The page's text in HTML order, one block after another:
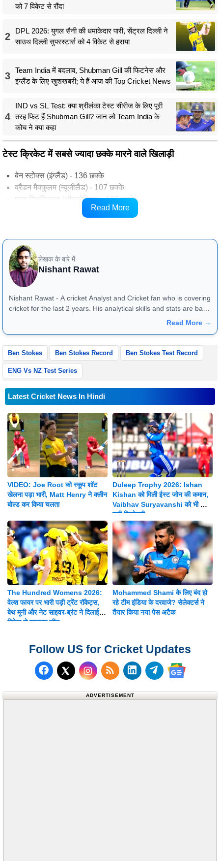
को 7 विकेट से रौंदा
2
DPL 2026: युगल सैनी की धमाकेदार पारी, सेंट्रल दिल्ली ने
साउथ दिल्ली सुपरस्टार्स को 4 विकेट से हराया
3
Team India में बदलाव, Shubman Gill की फिटनेस और
इंग्लैंड के लिए खुशखबरी; ये हैं आज की Top Cricket News
4
IND vs SL Test: क्या श्रीलंका टेस्ट सीरीज के लिए पूरी
तरह फिट हैं Shubman Gill? जान लो Team India के
कोच ने क्या कहा
टेस्ट क्रिकेट में सबसे ज्यादा छक्के मारने वाले खिलाड़ी
बेन स्टोक्स (इंग्लैंड) - 136 छक्के
ब्रैंडन मैक्कुलम (न्यूजीलैंड) - 107 छक्के
एडम गिलक्रिस्ट (ऑस्ट्रेलिया) - 100 छक्के
टिम साउदी (न्यूजीलैंड) - 98 छक्केRead More
लेखक के बारे में
Nishant Rawat
Nishant Rawat - A cricket Analyst and Cricket fan who is covering
cricket for the last 2 years. His analytical skills and stats are bang
on and they reflect very well in match previews and articleRead More →
Ben Stokes Ben Stokes Record Ben Stokes Test Record
ENG Vs NZ Test Series
Latest Cricket News In Hindi
VIDEO: Joe Root को स्कूप शॉट
खेलना पड़ा भारी, Matt Henry ने क्लीन
बोल्ड कर किया चलता
Duleep Trophy 2026: Ishan
Kishan को मिली ईस्ट जोन की कमान,
Vaibhav Suryavanshi को भी मिली
बड़ी जिम्मेदारी
The Hundred Womens 2026:
वेल्श फायर पर भारी पड़ी ट्रेंट रॉकेट्स,
बेथ मूनी और नेट साइवर-ब्रंट ने दिलाई 8
विकेट से शानदार जीत
Mohammed Shami के लिए बंद हो
रहे टीम इंडिया के दरवाजे? सेलेक्टर्स ने
तैयार किया नया पेस अटैक
Follow US for Cricket Updates
Follow us on Facebook
Follow us on X (Twitter)
Subscribe to our RSS
Follow us on
Follow us on
Follow us
ADVERTISEMENT